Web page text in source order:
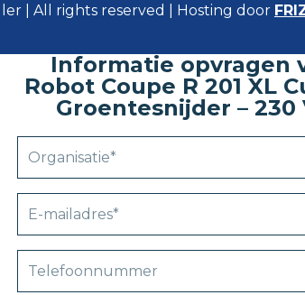
| All rights reserved | Hosting door
Informatie opvragen
Robot Coupe R 201 XL
Groentesnijder – 230